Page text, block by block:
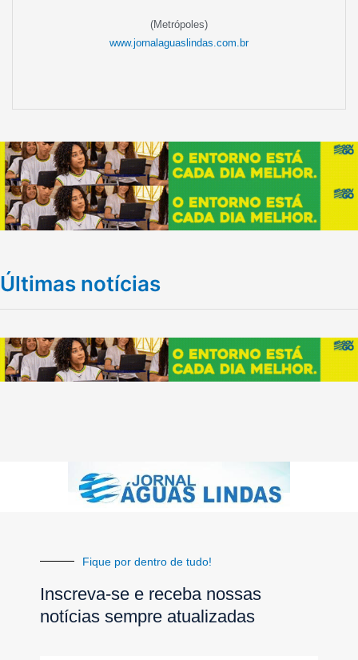
(Metrópoles)
www.jornalaguaslindas.com.br
Últimas notícias
Fique por dentro de tudo!
Inscreva-se e receba nossas
notícias sempre atualizadas